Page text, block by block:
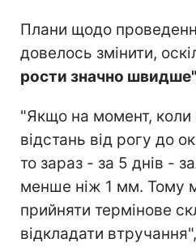
Плани щодо
довелось змінити,
рости значно
"Якщо на момент, коли
відстань від рогу до
то зараз - за 5 днів -
менше ніж 1 мм. Тому
прийняти термінове
відкладати